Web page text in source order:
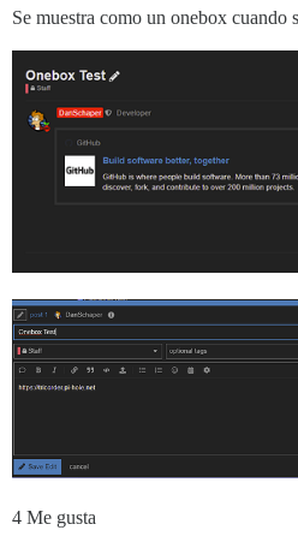
Se muestra como un onebox cuando
4 Me gusta